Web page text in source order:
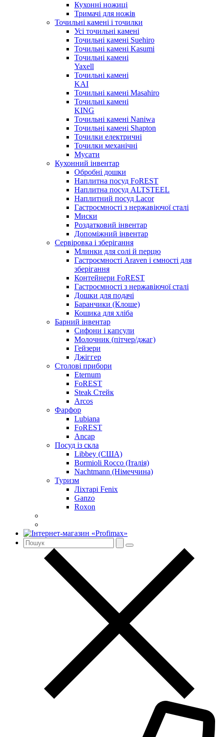
Кухонні ножиці
Тримачі для ножів
Точильні камені і точилки
Усі точильні камені
Точильні камені Suehiro
Точильні камені Kasumi
Точильні камені
Yaxell
Точильні камені
KAI
Точильні камені Masahiro
Точильні камені
KING
Точильні камені Naniwa
Точильні камені Shapton
Точилки електричні
Точилки механічні
Мусати
Кухонний інвентар
Обробні дошки
Наплитна посуд FoREST
Наплитна посуд ALTSTEEL
Наплитний посуд Lacor
Гастроємності з нержавіючої сталі
Миски
Роздатковий інвентар
Допоміжний інвентар
Сервіровка і зберігання
Млинки для солі й перцю
Гастроємності Araven і ємності для
зберігання
Контейнери FoREST
Гастроємності з нержавіючої сталі
Дошки для подачі
Баранчики (Клоше)
Кошика для хліба
Барний інвентар
Сифони і капсули
Молочник (пітчер/джаг)
Гейзери
Джіггер
Столові прибори
Eternum
FoREST
Steak Стейк
Arcos
Фарфор
Lubiana
FoREST
Ancap
Посуд із скла
Libbey (США)
Bormioli Rocco (Італія)
Nachtmann (Німеччина)
Туризм
Ліхтарі Fenix
Ganzo
Roxon